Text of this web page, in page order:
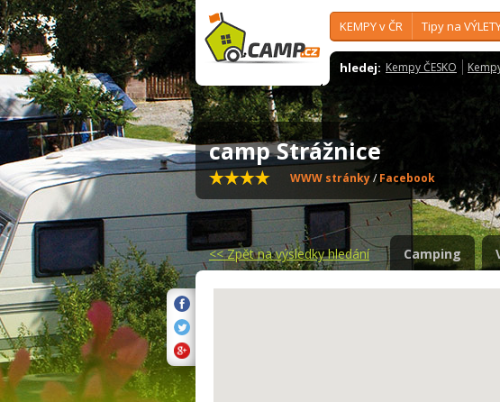
KEMPY v ČR Tipy na
hledej: Kempy ČESKO
camp Strážnice
WWW stránky/Facebook
<<Zpět na výsledky hledání Camping